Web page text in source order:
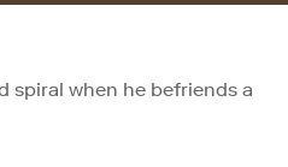
spiral when he befriends a